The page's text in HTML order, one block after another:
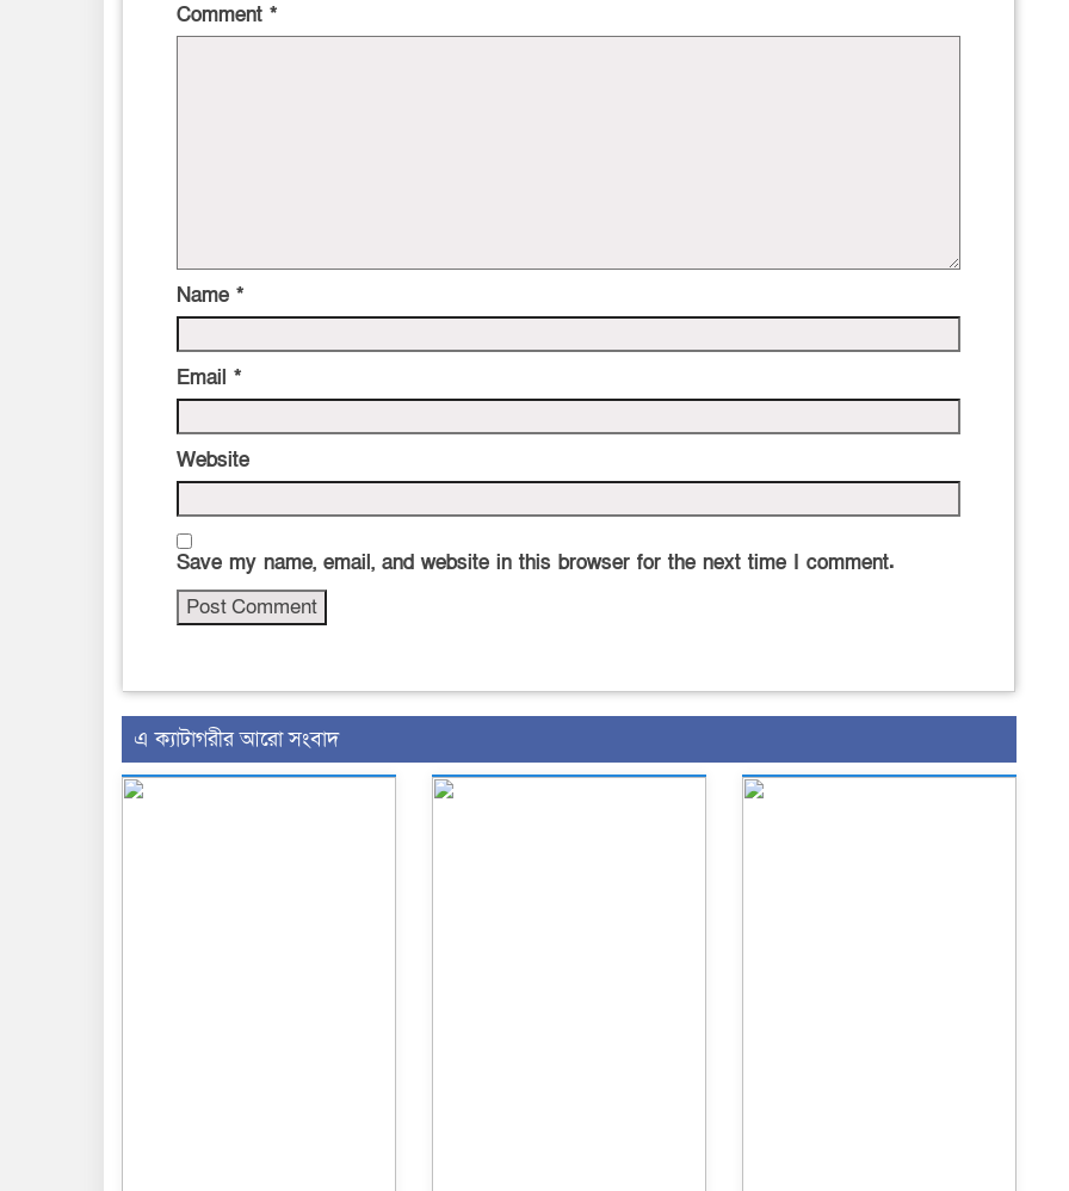
Comment *
Name *
Email *
Website
Save my name, email, and website in this browser for the next time I comment.
এ ক্যাটাগরীর আরো সংবাদ